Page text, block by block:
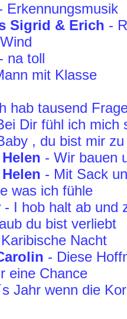
Erkennungsmusik
Sigrid & Erich -
- na toll
mit Klasse
hab tausend
Dir fühl ich mich
, du bist mir
- Wir bauen
- Mit Sack
was ich fühle
- I hob halt ab und
du bist verliebt
Nacht
- Diese
eine Chance
Jahr wenn die